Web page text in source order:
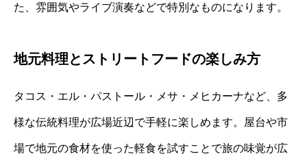
た、雰囲気やライブ演奏などで特別なものになります。
地元料理とストリートフードの楽しみ方
タコス・エル・パストール・メサ・メヒカーナなど、多
様な伝統料理が広場近辺で手軽に楽しめます。屋台や市
場で地元の食材を使った軽食を試すことで旅の味覚が広